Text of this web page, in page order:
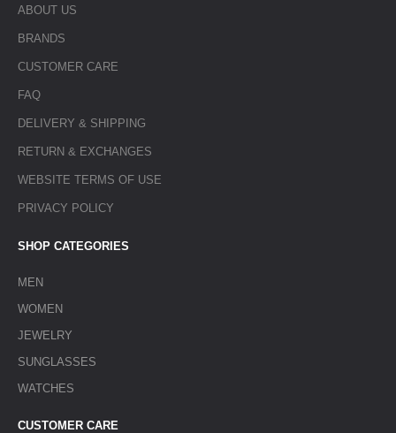
ABOUT US
BRANDS
CUSTOMER CARE
FAQ
DELIVERY & SHIPPING
RETURN & EXCHANGES
WEBSITE TERMS OF USE
PRIVACY POLICY
SHOP CATEGORIES
MEN
WOMEN
JEWELRY
SUNGLASSES
WATCHES
CUSTOMER CARE